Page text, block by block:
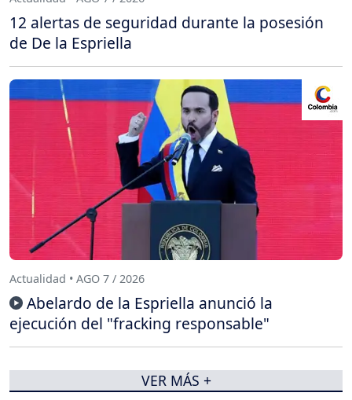
12 alertas de seguridad durante la posesión
de De la Espriella
Actualidad • AGO 7 / 2026
Abelardo de la Espriella anunció la
ejecución del "fracking responsable"
VER MÁS +